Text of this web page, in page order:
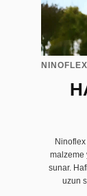
Ninoflex
malzeme
sunar.
uzun